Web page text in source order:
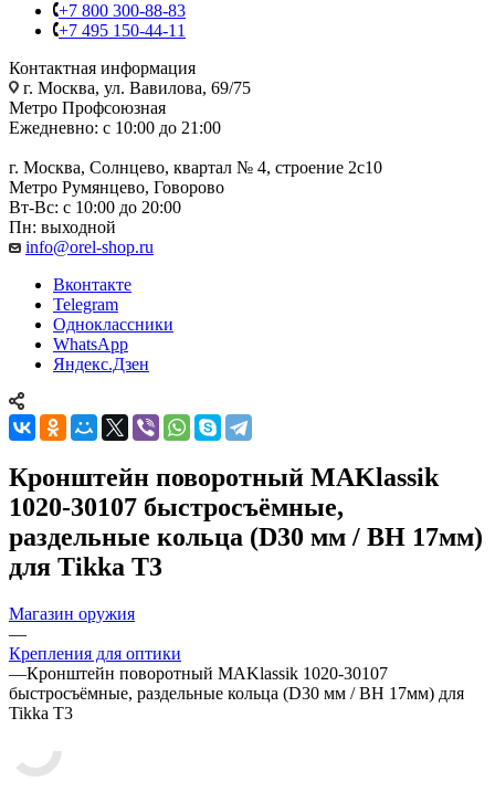
+7 800 300-88-83
+7 495 150-44-11
Контактная информация
г. Москва, ул. Вавилова, 69/75
Метро Профсоюзная
Ежедневно: с 10:00 до 21:00
г. Москва, Солнцево, квартал № 4, строение 2с10
Метро Румянцево, Говорово
Вт-Вс: с 10:00 до 20:00
Пн: выходной
info@orel-shop.ru
Вконтакте
Telegram
Одноклассники
WhatsApp
Яндекс.Дзен
Кронштейн поворотный MAKlassik
1020-30107 быстросъёмные,
раздельные кольца (D30 мм / BH 17мм)
для Tikka T3
Магазин оружия
—
Крепления для оптики
—Кронштейн поворотный MAKlassik 1020-30107
быстросъёмные, раздельные кольца (D30 мм / BH 17мм) для
Tikka T3